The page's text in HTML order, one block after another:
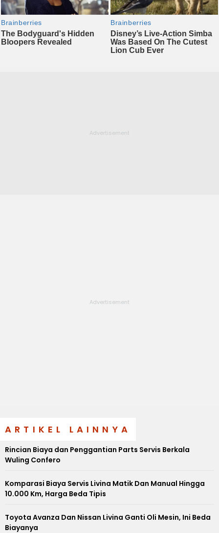
ARTIKEL LAINNYA
Rincian Biaya dan Penggantian Parts Servis Berkala
Wuling Confero
Komparasi Biaya Servis Livina Matik Dan Manual Hingga
10.000 Km, Harga Beda Tipis
Toyota Avanza Dan Nissan Livina Ganti Oli Mesin, Ini Beda
Biayanya